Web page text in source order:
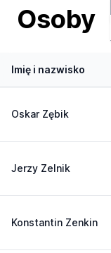
Osoby
Imię i nazwisko
Oskar Zębik
Jerzy Zelnik
Konstantin Zenkin